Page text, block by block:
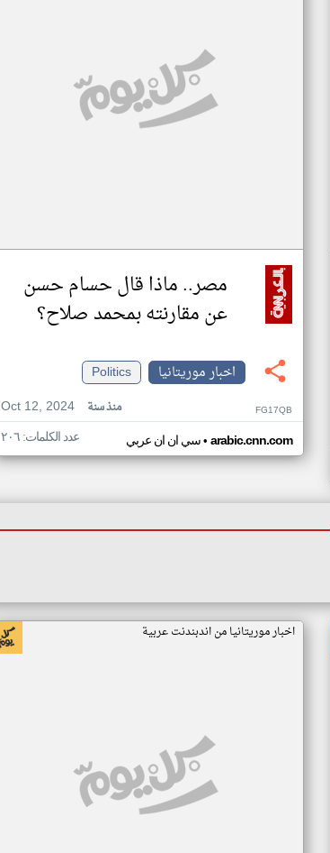
مصر.. ماذا قال حسام حسن
عن مقارنته بمحمد صلاح؟
اخبار موريتانيا
Politics
Oct 12, 2024
منذ سنة FG17QB
سي ان ان عربي• arabic.cnn.com عدد الكلمات: ٢٠٦
اخبار موريتانيا من اندبندنت عربية